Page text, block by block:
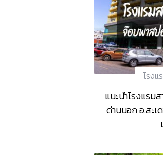
โรง
แนะนำโรงแรม
ด่านนอก อ.สะเ